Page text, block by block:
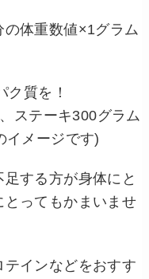
体重数値×1グラム
ク質を！
ステーキ300グラム
イメージです)
する方が身体にと
とってもかまいませ
インなどをおすす